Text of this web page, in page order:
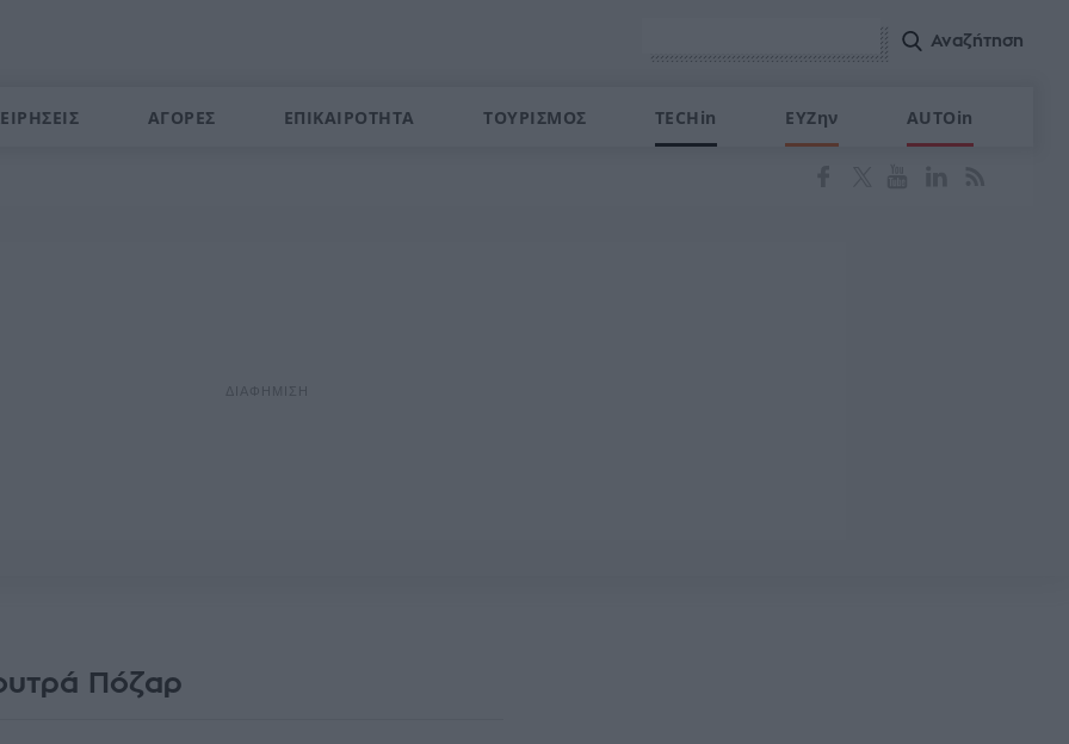
ΑΓΟΡΕΣ ΕΠΙΚΑΙΡΟΤΗΤΑ ΤΟΥΡΙΣΜΟΣ TECHin ΕΥΖην AUTOin
Πόζαρ